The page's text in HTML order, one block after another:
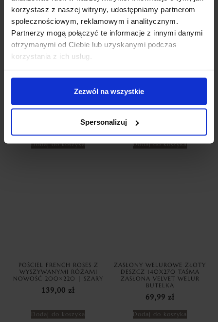
korzystasz z naszej witryny, udostępniamy partnerom
społecznościowym, reklamowym i analitycznym.
Partnerzy mogą połączyć te informacje z innymi danymi
otrzymanymi od Ciebie lub uzyskanymi podczas
korzystania z ich usług.
Zezwól na wszystkie
Spersonalizuj
ZASŁONY WELUROWE
FOREVER ROSE 140X250 RÓŻE
3D NOWOŚĆ! BRUDNY RÓŻ
Dodaj do koszyka
POŚCIEL FRENCH ROSES Z
NOWOŚĆ 160×200 | SZARY
Dodaj do koszyka
POŚCIEL FRENCH ROSES Z
WYSZYWANYMI RÓŻAMI
NOWOŚĆ 200×220 | SZARY
139,00 zł
Dodaj do koszyka
ZASŁONY WELUROWE ZŁOTY
DESZCZ 140X270 TAŚMA
ZASŁONA VELVET WELUR
BUTELKA
69,99 zł
Dodaj do koszyka